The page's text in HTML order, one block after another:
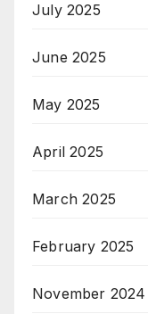
July 2025
June 2025
May 2025
April 2025
March 2025
February 2025
November 2024